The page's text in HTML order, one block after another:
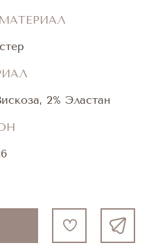
2% Эластан